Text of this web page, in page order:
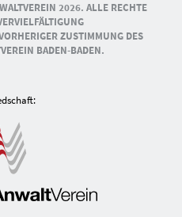
2026. ALLE RECHTE
ZUSTIMMUNG DES
BADEN-BADEN.